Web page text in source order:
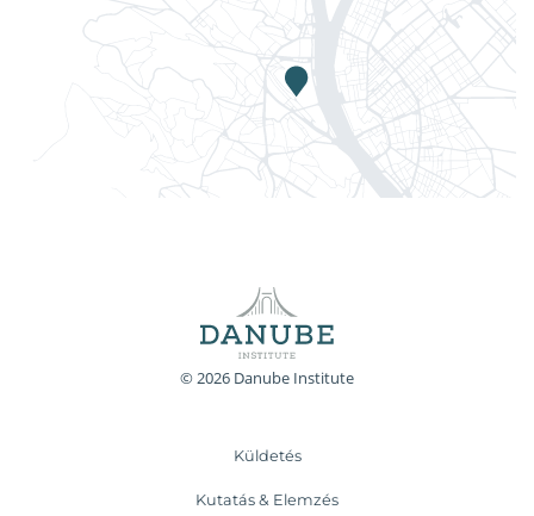
© 2026 Danube Institute
Küldetés
Kutatás & Elemzés